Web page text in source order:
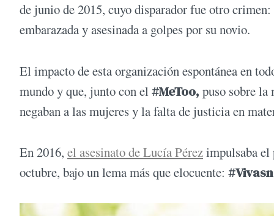
de junio de 2015, cuyo disparador fue otro
embarazada y asesinada a golpes por su novio.
El impacto de esta organización espontánea en
mundo y que, junto con el #MeToo, puso sobre la
negaban a las mujeres y la falta de justicia en
En 2016, el asesinato de Lucía Pérezimpulsaba el
octubre, bajo un lema más que elocuente: